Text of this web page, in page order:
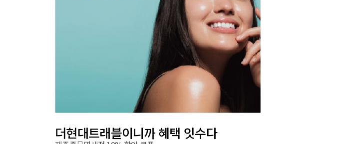
더현대트래블이니까 혜택 잇수다